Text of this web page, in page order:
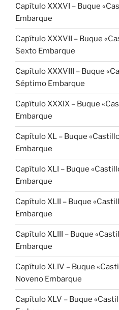
Capítulo XXXVI – Buque
Embarque
Capítulo XXXVII – Buque
Sexto Embarque
Capítulo XXXVIII – Buque
Séptimo Embarque
Capítulo XXXIX – Buque
Embarque
Capítulo XL – Buque
Embarque
Capítulo XLI – Buque
Embarque
Capítulo XLII – Buque
Embarque
Capítulo XLIII – Buque
Embarque
Capítulo XLIV – Buque
Noveno Embarque
Capítulo XLV – Buque